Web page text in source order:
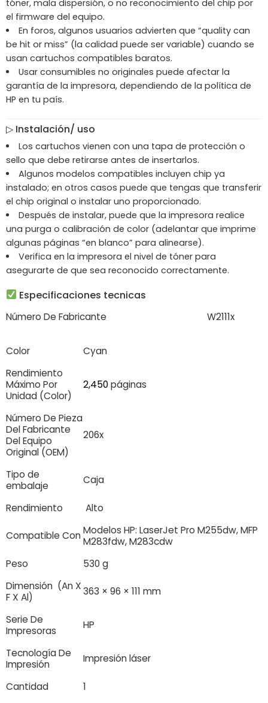
tóner, mala dispersión, o no reconocimiento del chip por
el firmware del equipo.
En foros, algunos usuarios advierten que “quality can
be hit or miss” (la calidad puede ser variable) cuando se
usan cartuchos compatibles baratos.
Usar consumibles no originales puede afectar la
garantía de la impresora, dependiendo de la política de
HP en tu país.
▷ Instalación/ uso
Los cartuchos vienen con una tapa de protección o
sello que debe retirarse antes de insertarlos.
Algunos modelos compatibles incluyen chip ya
instalado; en otros casos puede que tengas que transferir
el chip original o instalar uno proporcionado.
Después de instalar, puede que la impresora realice
una purga o calibración de color (adelantar que imprime
algunas páginas “en blanco” para alinearse).
Verifica en la impresora el nivel de tóner para
asegurarte de que sea reconocido correctamente.
Especificaciones tecnicas
Número De Fabricante W2111x
Color
Cyan
Rendimiento
Máximo Por
Unidad (Color)
2,450páginas
Número De Pieza
Del Fabricante
Del Equipo
Original (OEM)
206x
Tipo de
embalaje
Caja
Rendimiento Alto
Compatible ConModelos HP: LaserJet Pro M255dw, MFP
M283fdw, M283cdw
Peso
530 g
Dimensión (An X
F X Al)
363 × 96 × 111 mm
Serie De
Impresoras
HP
Tecnología De
Impresión
Impresión láser
Cantidad 1